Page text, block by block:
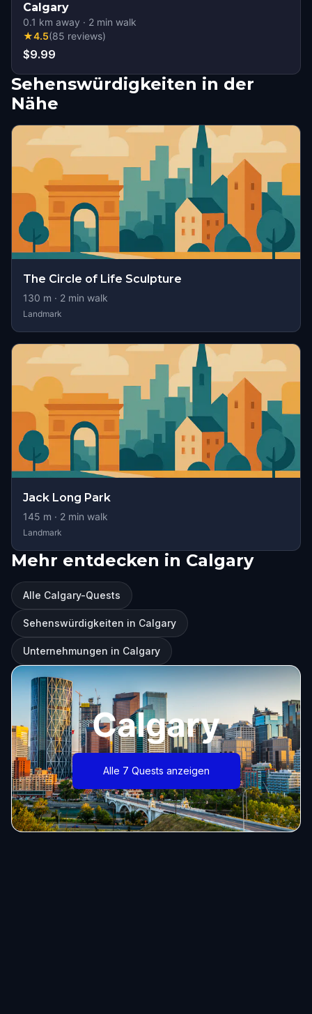
Calgary
0.1 km away · 2 min walk
★4.5(85 reviews)
$9.99
Sehenswürdigkeiten in der
Nähe
The Circle of Life Sculpture
130 m · 2 min walk
Landmark
Jack Long Park
145 m · 2 min walk
Landmark
Mehr entdecken in Calgary
Alle Calgary-Quests
Sehenswürdigkeiten in Calgary
Unternehmungen in Calgary
Calgary
Alle 7 Quests anzeigen